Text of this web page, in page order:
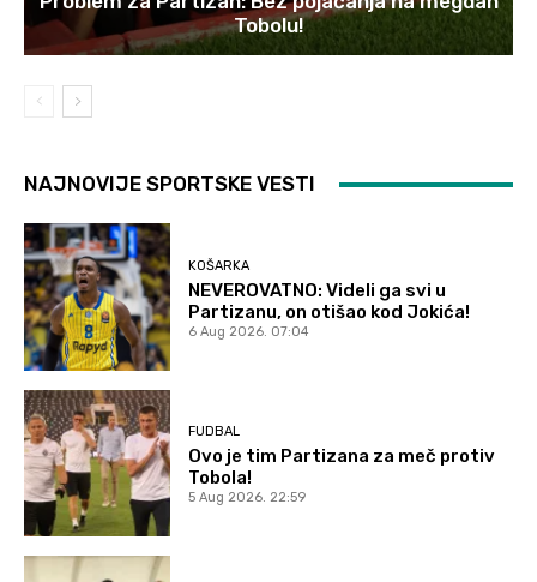
Tobolu!
NAJNOVIJE SPORTSKE VESTI
KOŠARKA
NEVEROVATNO: Videli ga svi u
Partizanu, on otišao kod Jokića!
6 Aug 2026. 07:04
FUDBAL
Ovo je tim Partizana za meč protiv
Tobola!
5 Aug 2026. 22:59